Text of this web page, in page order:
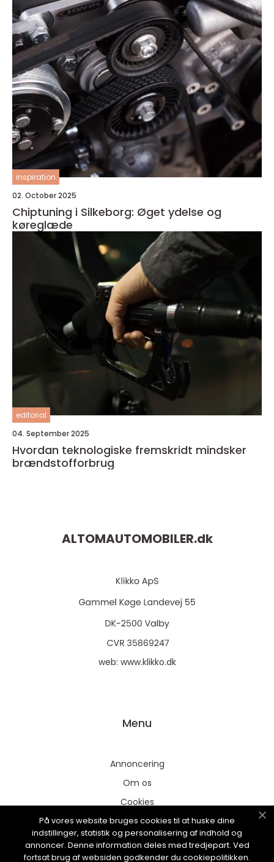
inspiration
02. October 2025
Chiptuning i Silkeborg: Øget ydelse og
køreglæde
editorial
04. September 2025
Hvordan teknologiske fremskridt mindsker
brændstofforbrug
ALTOMAUTOMOBILER.dk
web: www.klikko.dk
Menu
Annoncering
Om os
Cookies
Kontakt os
Sitemap
På vores website bruges cookies til at huske dine
indstillinger, statistik og personalisering af indhold og
annoncer. Denne information deles med tredjepart. Ved
fortsat brug af websiden godkender du cookiepolitikken.